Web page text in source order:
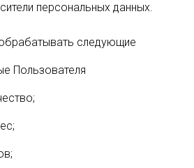
персональных данных.
следующие
Пользователя